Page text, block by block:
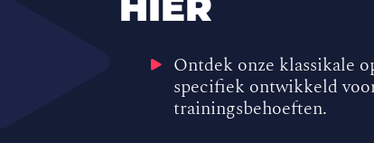
Ontdek onze klassikale
specifiek ontwikkeld
trainingsbehoeften.